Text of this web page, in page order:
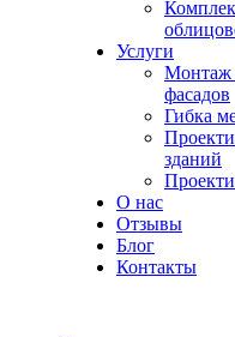
Услуги
Монтаж
фасадов
Гибка
зданий
О нас
Отзывы
Блог
Контакты